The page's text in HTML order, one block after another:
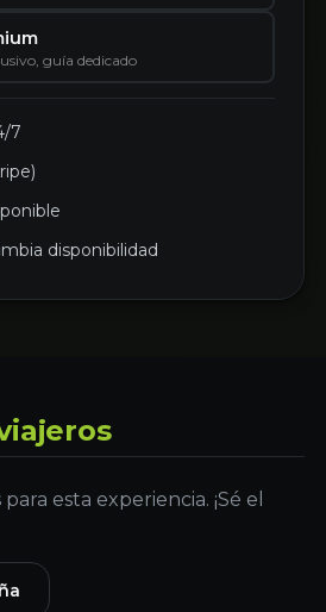
guía dedicado
7
disponibilidad
esta experiencia. ¡Sé el